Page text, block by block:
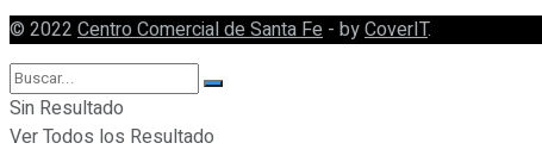
© 2022 Centro Comercial de Santa Fe - byCoverIT.
Sin Resultado
Ver Todos los Resultado